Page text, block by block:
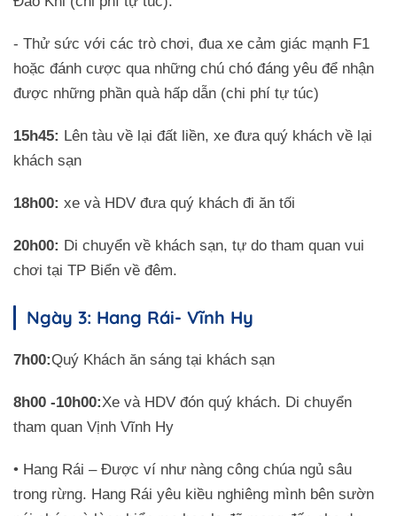
- Thử sức với các trò chơi, đua xe cảm giác mạnh F1
hoặc đánh cược qua những chú chó đáng yêu để nhận
được những phần quà hấp dẫn (chi phí tự túc)
15h45: Lên tàu về lại đất liền, xe đưa quý khách về lại
khách sạn
18h00: xe và HDV đưa quý khách đi ăn tối
20h00: Di chuyển về khách sạn, tự do tham quan vui
chơi tại TP Biển về đêm.
Ngày 3: Hang Rái- Vĩnh Hy
7h00:Quý Khách ăn sáng tại khách sạn
8h00 -10h00:Xe và HDV đón quý khách. Di chuyển
tham quan Vịnh Vĩnh Hy
• Hang Rái – Được ví như nàng công chúa ngủ sâu
trong rừng. Hang Rái yêu kiều nghiêng mình bên sườn